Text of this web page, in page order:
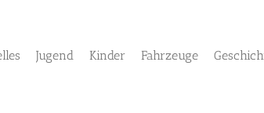
Jugend Kinder Fahrzeuge